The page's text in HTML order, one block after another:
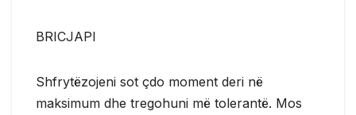
BRICJAPI
Shfrytëzojeni sot çdo moment deri në
maksimum dhe tregohuni më tolerantë. Mos